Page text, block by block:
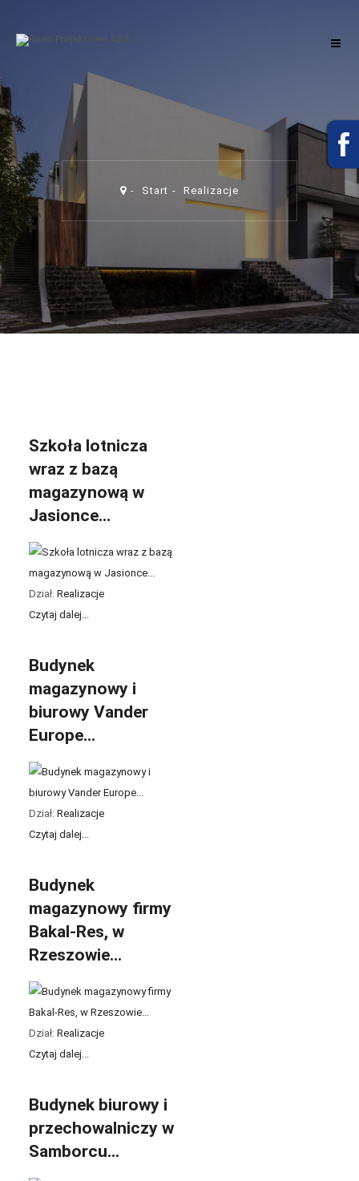
Start Realizacje
Szkoła lotnicza
wraz z bazą
magazynową w
Jasionce...
Dział: Realizacje
Czytaj dalej...
Budynek
magazynowy i
biurowy Vander
Europe...
Dział: Realizacje
Czytaj dalej...
Budynek
magazynowy firmy
Bakal-Res, w
Rzeszowie...
Dział: Realizacje
Czytaj dalej...
Budynek biurowy i
przechowalniczy w
Samborcu...